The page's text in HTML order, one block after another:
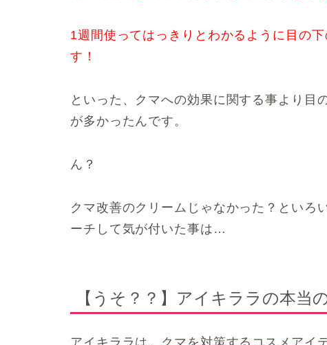
1週間使ってはっきりとわかるように目の
す！
といった、クマへの効果に関する事より目
が多かったんです。
ん？
クマ改善のクリームじゃなかった？といろ
ーチして気が付いた事は…
【うそ？？】アイキララの本当
アイキララ は、 クマを対策するコスメアイ